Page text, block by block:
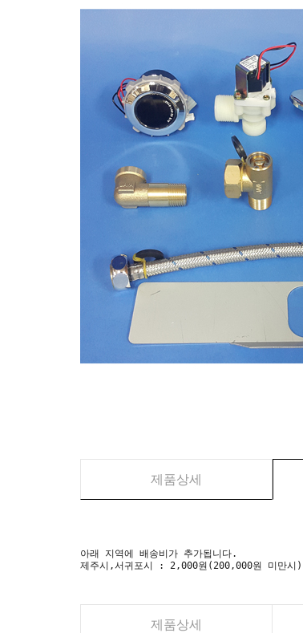
제품상세
아래 지역에 배송비가 추가됩니다.
제주시,서귀포시 : 2,000원(200,000원 미만
제품상세